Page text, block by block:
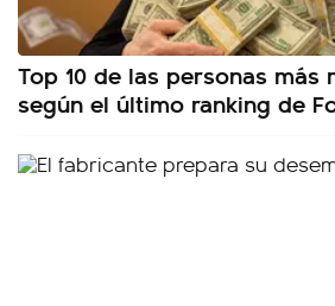
Top 10 de las personas más
según el último ranking de